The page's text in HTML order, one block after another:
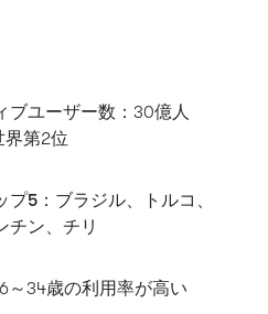
ユーザー数 ：30億人
界第2位
プ5 ：ブラジル、トルコ、
チン、チリ
～34歳の利用率が高い